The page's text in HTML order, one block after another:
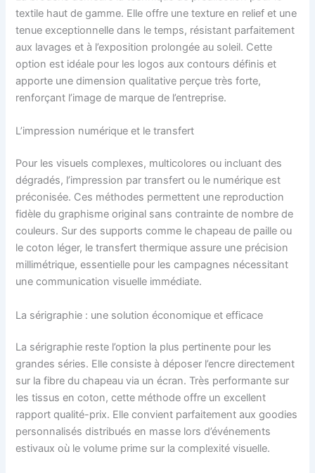
textile haut de gamme. Elle offre une texture en relief et une
tenue exceptionnelle dans le temps, résistant parfaitement
aux lavages et à l’exposition prolongée au soleil. Cette
option est idéale pour les logos aux contours définis et
apporte une dimension qualitative perçue très forte,
renforçant l’image de marque de l’entreprise.
L’impression numérique et le transfert
Pour les visuels complexes, multicolores ou incluant des
dégradés, l’impression par transfert ou le numérique est
préconisée. Ces méthodes permettent une reproduction
fidèle du graphisme original sans contrainte de nombre de
couleurs. Sur des supports comme le chapeau de paille ou
le coton léger, le transfert thermique assure une précision
millimétrique, essentielle pour les campagnes nécessitant
une communication visuelle immédiate.
La sérigraphie : une solution économique et efficace
La sérigraphie reste l’option la plus pertinente pour les
grandes séries. Elle consiste à déposer l’encre directement
sur la fibre du chapeau via un écran. Très performante sur
les tissus en coton, cette méthode offre un excellent
rapport qualité-prix. Elle convient parfaitement aux goodies
personnalisés distribués en masse lors d’événements
estivaux où le volume prime sur la complexité visuelle.